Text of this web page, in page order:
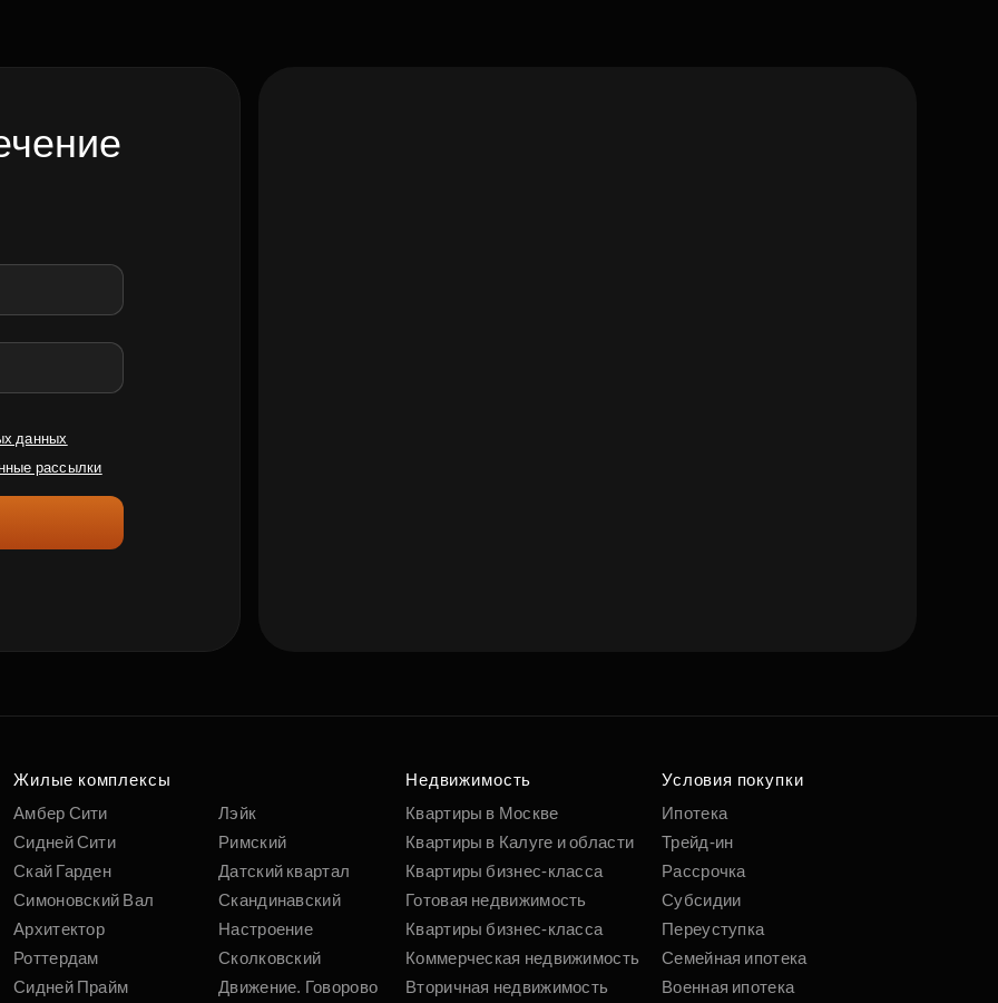
данных
рассылки
Жилые комплексы
Амбер Сити
Сидней Сити
Скай Гарден
Симоновский Вал
Архитектор
Роттердам
Сидней Прайм
Лэйк
Римский
Датский квартал
Скандинавский
Настроение
Сколковский
Движение. Говорово
Недвижимость
Квартиры в Москве
Квартиры в Калуге и области
Квартиры бизнес-класса
Готовая недвижимость
Квартиры бизнес-класса
Коммерческая недвижимость
Вторичная недвижимость
Условия покупки
Ипотека
Трейд-ин
Рассрочка
Субсидии
Переуступка
Семейная ипотека
Военная ипотека